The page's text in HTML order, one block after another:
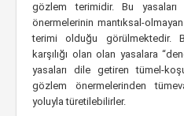
gözlem terimidir. Bu yasaları
önermelerinin mantıksal-
terimi olduğu görülmektedir.
karşılığı olan olan yasalara
yasaları dile getiren tümel-
gözlem önermelerinden
yoluyla türetilebilirler.